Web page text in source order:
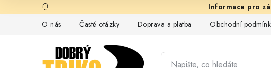
na
O nás
Časté otázky Doprava a platba Obchodní